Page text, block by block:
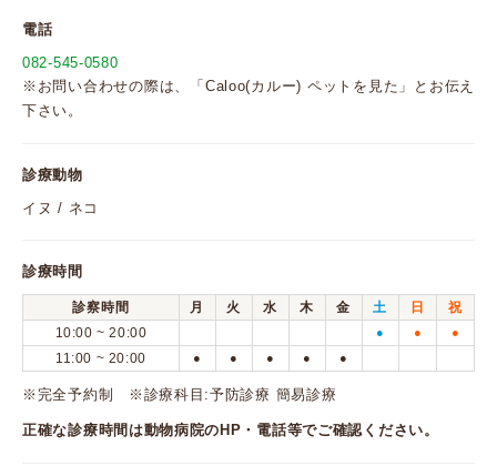
電話
082-545-0580
※お問い合わせの際は、「Caloo(カルー) ペットを見た」とお伝え
下さい。
診療動物
イヌ / ネコ
診療時間
診察時間 月 火 水 木 金 土 日
祝
10:00 ~ 20:00
● ● ●
11:00 ~ 20:00 ● ● ● ● ●
※完全予約制 ※診療科目:予防診療 簡易診療
正確な診療時間は動物病院のHP・電話等でご確認ください。